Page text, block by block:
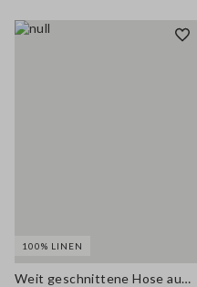
100% LINEN
Weit geschnittene Hose aus reinem braunem Leinen